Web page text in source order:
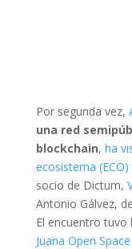
Por segunda vez,
una red
blockchain, ha
ecosistema
socio de Dictum,
Antonio Gálvez,
El encuentro tuvo
Juana Open